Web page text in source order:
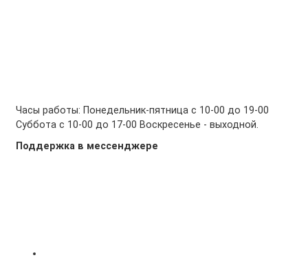
Часы работы: Понедельник-пятница с 10-00 до 19-00
Суббота с 10-00 до 17-00 Воскресенье - выходной.
Поддержка в мессенджере